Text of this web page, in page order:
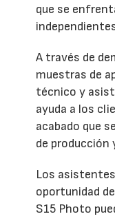
que se
A través de
muestras de
técnico y
ayuda a los
acabado que
de producción
Los
oportunidad
S15 Photo